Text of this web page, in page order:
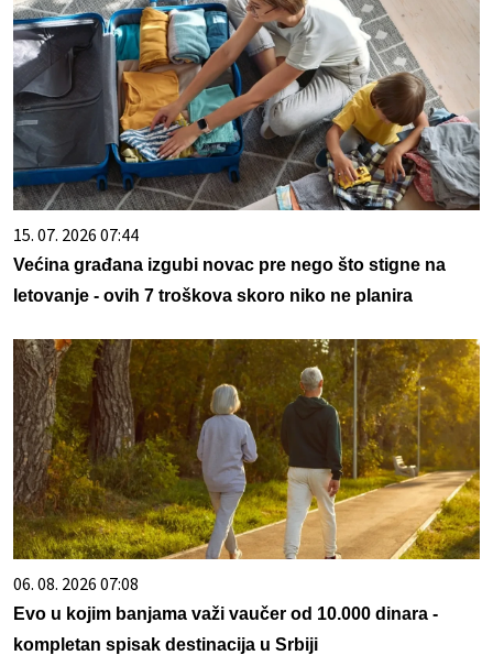
15. 07. 2026 07:44
Većina građana izgubi novac pre nego što stigne na
letovanje - ovih 7 troškova skoro niko ne planira
06. 08. 2026 07:08
Evo u kojim banjama važi vaučer od 10.000 dinara -
kompletan spisak destinacija u Srbiji